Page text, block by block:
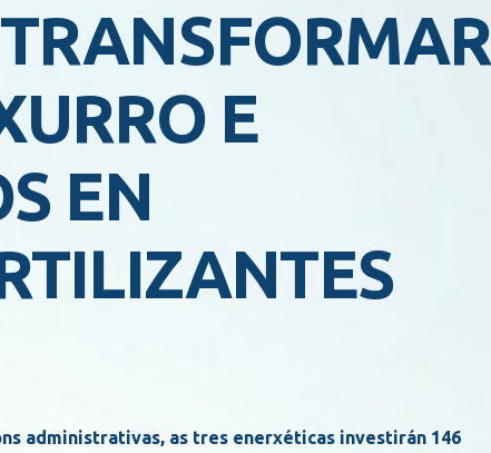
E
EN
administrativas, as tres enerxéticas investirán 146